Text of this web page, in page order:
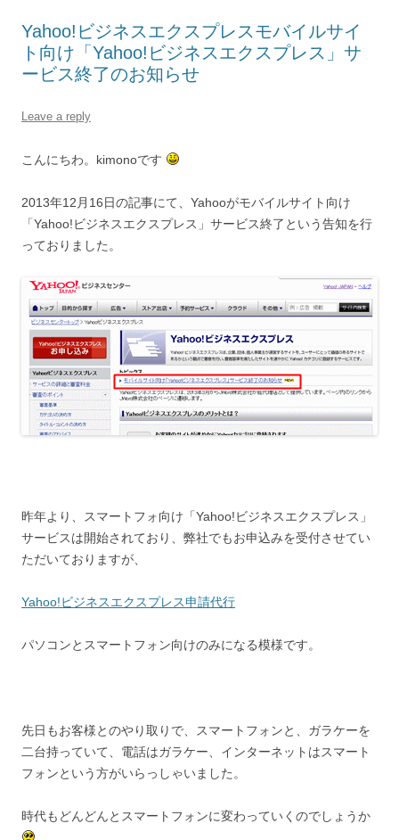
Yahoo!ビジネスエクスプレスモバイルサイ
ト向け「Yahoo!ビジネスエクスプレス」サ
ービス終了のお知らせ
Leave a reply
こんにちわ。kimonoです
2013年12月16日の記事にて、Yahooがモバイルサイト向け
「Yahoo!ビジネスエクスプレス」サービス終了という告知を行
っておりました。
昨年より、スマートフォ向け「Yahoo!ビジネスエクスプレス」
サービスは開始されており、弊社でもお申込みを受付させてい
ただいておりますが、
Yahoo!ビジネスエクスプレス申請代行
パソコンとスマートフォン向けのみになる模様です。
先日もお客様とのやり取りで、スマートフォンと、ガラケーを
二台持っていて、電話はガラケー、インターネットはスマート
フォンという方がいらっしゃいました。
時代もどんどんとスマートフォンに変わっていくのでしょうか